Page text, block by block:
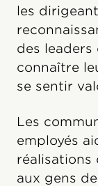
les
des leaders
connaître
se sentir
Les
employés
réalisations
aux gens